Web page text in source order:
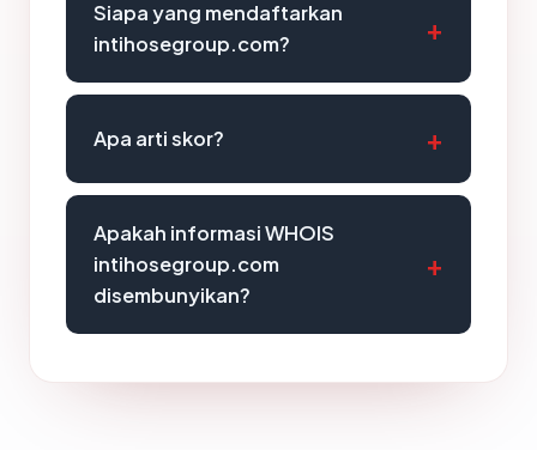
Siapa yang mendaftarkan
intihosegroup.com?
Apa arti skor?
Apakah informasi WHOIS
intihosegroup.com
disembunyikan?